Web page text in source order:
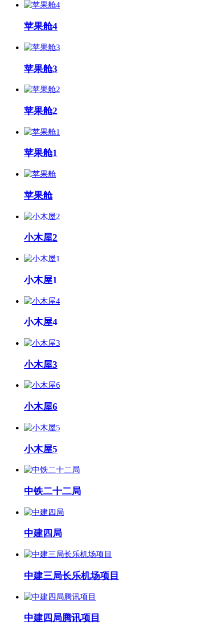
苹果舱4
苹果舱3
苹果舱2
苹果舱1
苹果舱
小木屋2
小木屋1
小木屋4
小木屋3
小木屋6
小木屋5
中铁二十二局
中建四局
中建三局长乐机场项目
中建四局腾讯项目